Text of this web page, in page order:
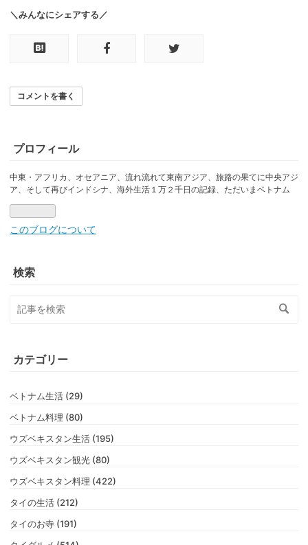
＼みんなにシェアする／
コメントを書く
プロフィール
中東・アフリカ、オセアニア、流れ流れて東南アジア、旅路の果てに中央アジ
ア、そして再びインドシナ、海外生活１万２千日の記録、ただいまベトナム
このブログについて
検索
カテゴリー
ベトナム生活 (29)
ベトナム料理 (80)
ウズベキスタン生活 (195)
ウズベキスタン観光 (80)
ウズベキスタン料理 (422)
タイの生活 (212)
タイのお寺 (191)